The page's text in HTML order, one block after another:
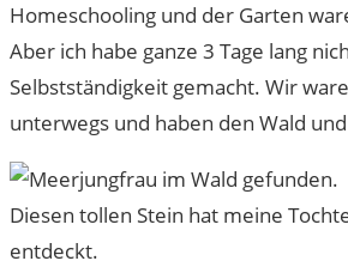
Homeschooling und der Garten
Aber ich habe ganze 3 Tage lang
Selbstständigkeit gemacht. Wir
unterwegs und haben den Wald
Diesen tollen Stein hat meine
entdeckt.